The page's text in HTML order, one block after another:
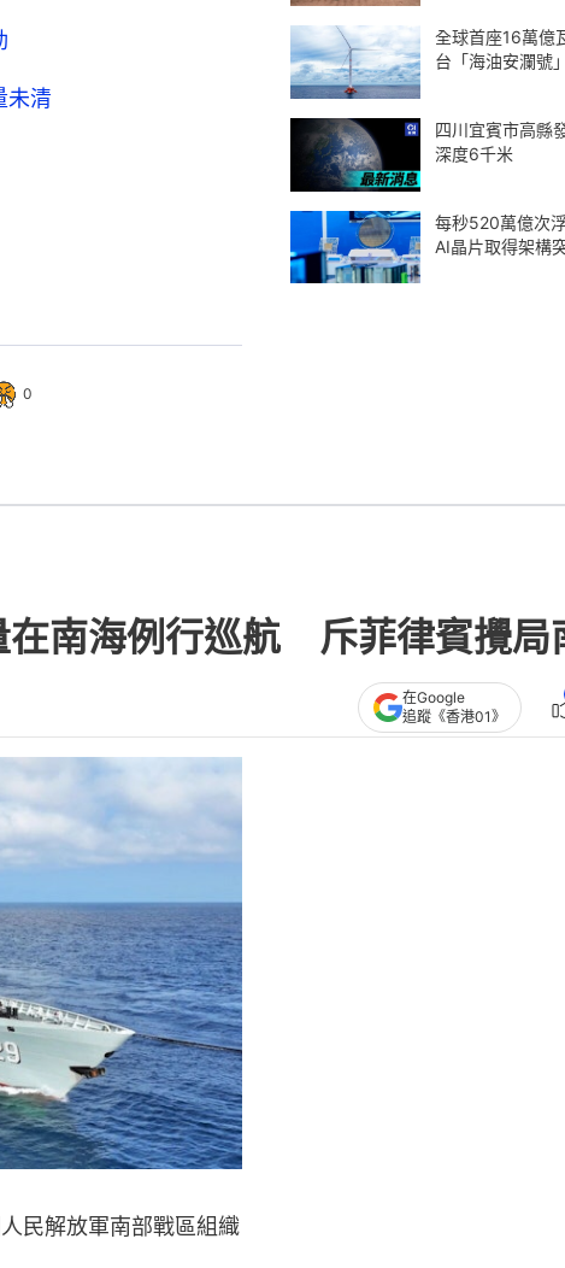
未清
0
全球首座16萬億
台「海油安瀾號
四川宜賓市高
深度6千米
每秒520萬億次
AI晶片取得架構
在南海例行巡航 斥菲律賓攪局
在Google
追蹤《香港01》
民解放軍南部戰區組織